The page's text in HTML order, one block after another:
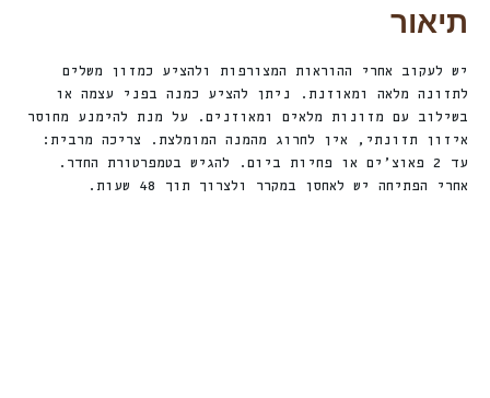
תיאור
יש לעקוב אחרי ההוראות המצורפות ולהציע כמזון משלים
לתזונה מלאה ומאוזנת. ניתן להציע כמנה בפני עצמה או
בשילוב עם מזונות מלאים ומאוזנים. על מנת להימנע מחוסר
איזון תזונתי, אין לחרוג מהמנה המומלצת. צריכה מרבית:
עד 2 פאוצ’ים או פחיות ביום. להגיש בטמפרטורת החדר.
אחרי הפתיחה יש לאחסן במקרר ולצרוך תוך 48 שעות.